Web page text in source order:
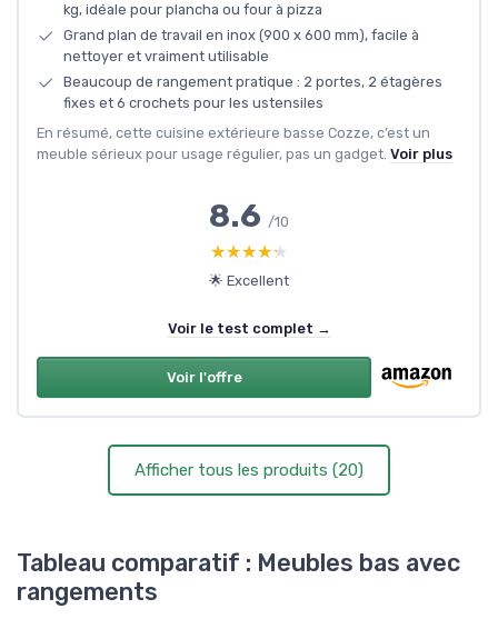
kg, idéale pour plancha ou four à pizza
Grand plan de travail en inox (900 x 600 mm), facile à
nettoyer et vraiment utilisable
Beaucoup de rangement pratique : 2 portes, 2 étagères
fixes et 6 crochets pour les ustensiles
En résumé, cette cuisine extérieure basse Cozze, c’est un
meuble sérieux pour usage régulier, pas un gadget. Voir plus
8.6 /10
★★★★★
★★★★★
🌟 Excellent
Voir le test complet →
Voir l'offre
Afficher tous les produits (20)
Tableau comparatif : Meubles bas avec
rangements